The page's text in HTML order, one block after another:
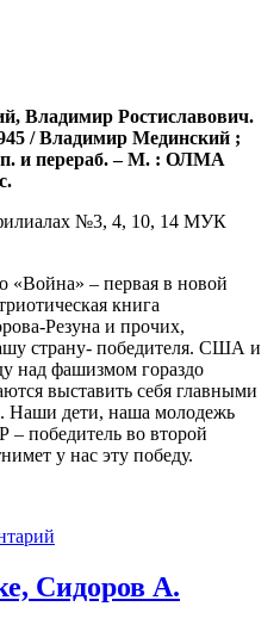
Владимир Ростиславович.
/ Владимир Мединский ;
и перераб. – М. : ОЛМА
№3, 4, 10, 14 МУК
«Война» – первая в новой
книга
Резуна и прочих,
страну- победителя. США и
над фашизмом гораздо
выставить себя главными
Наши дети, наша молодежь
победитель во второй
у нас эту победу.
Сидоров А.